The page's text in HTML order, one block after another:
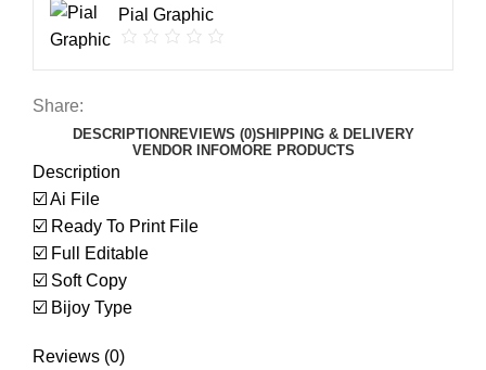
Pial Graphic
Share:
DESCRIPTIONREVIEWS (0)SHIPPING & DELIVERY
VENDOR INFOMORE PRODUCTS
Description
☑️ Ai File
☑️ Ready To Print File
☑️ Full Editable
☑️ Soft Copy
☑️ Bijoy Type
Reviews (0)